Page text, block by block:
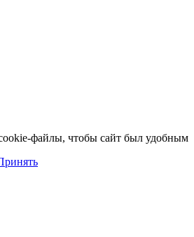
файлы, чтобы сайт был удобным